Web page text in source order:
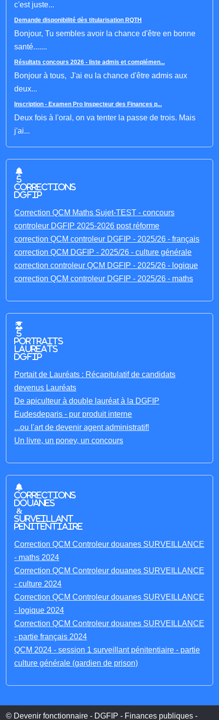
c'est juste...
Demande disponibilité dès titularisation RQTH
Bonjour, Tu sembles avoir la chance d'être en bonne
santé.......
Résultats concours 2026 - liste admis et complémen...
Bonjour à tous, J'ai eu la chance d'être admis aux
deux...
Inscription - Examen Pro Inspecteur des Finances p...
Deux fois à l'oral, on va tenter la passe de trois. Mais
j'ai...
5
corrections
DGFIP
Correction QCM Maths Sujet-TEST - concours
controleur DGFIP 2025-2026 post réforme
correction QCM controleur DGFIP - 2025/26 - français
correction QCM DGFIP - 2025/26 - culture générale
correction controleur QCM DGFIP - 2025/26 - logique
correction QCM controleur DGFIP - 2025/26 - maths
5
portraits
laureats
DGFIP
Portait de Lauréats : Récapitulatif de candidats
devenus Lauréats
De apiculteur à double lauréat à la DGFIP
Eudesdeparis - pur produit interne
...ou l'art de devenir agent administratif!
Un livre, un poney, un concours
Corrections
Douanes
&
Surveillant
penitentiaire
Correction QCM Controleur douanes SURVEILLANCE
- maths 2024
Correction QCM Controleur douanes SURVEILLANCE
- culture 2024
Correction QCM Controleur douanes SURVEILLANCE
- logique 2024
Correction QCM Controleur douanes SURVEILLANCE
- partie français 2024
QCM 2024 - session 1 surveillant pénitentiaire - partie
culture générale (gardien de prison)
© Devenir fonctionnaire - DGFIP - Finances publiques -